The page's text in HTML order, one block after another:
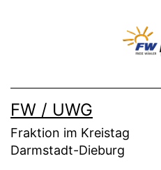
FW / UWG
Fraktion im Kreistag
Darmstadt-Dieburg